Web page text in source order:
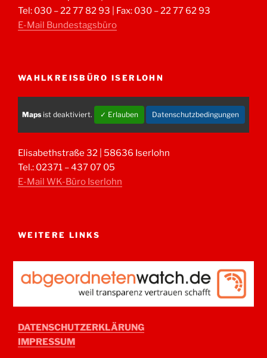
Tel: 030 – 22 77 82 93 | Fax: 030 – 22 77 62 93
E-Mail Bundestagsbüro
WAHLKREISBÜRO ISERLOHN
Maps ist deaktiviert. ✓ Erlauben Datenschutzbedingungen
Elisabethstraße 32 | 58636 Iserlohn
Tel.: 02371 – 437 07 05
E-Mail WK-Büro Iserlohn
WEITERE LINKS
DATENSCHUTZERKLÄRUNG
IMPRESSUM